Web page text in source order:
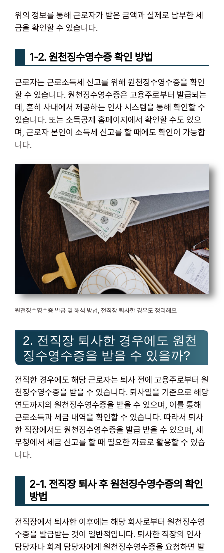
위의 정보를 통해 근로자가 받은 금액과 실제로 납부한 세
금을 확인할 수 있습니다.
1-2. 원천징수영수증 확인 방법
근로자는 근로소득세 신고를 위해 원천징수영수증을 확인
할 수 있습니다. 원천징수영수증은 고용주로부터 발급되는
데, 흔히 사내에서 제공하는 인사 시스템을 통해 확인할 수
있습니다. 또는 소득공제 홈페이지에서 확인할 수도 있으
며, 근로자 본인이 소득세 신고를 할 때에도 확인이 가능합
니다.
원천징수영수증 발급 및 해석 방법, 전직장 퇴사한 경우도 정리해요
2. 전직장 퇴사한 경우에도 원천
징수영수증을 받을 수 있을까?
전직한 경우에도 해당 근로자는 퇴사 전에 고용주로부터 원
천징수영수증을 받을 수 있습니다. 퇴사일을 기준으로 해당
연도까지의 원천징수영수증을 받을 수 있으며, 이를 통해
근로소득과 세금 내역을 확인할 수 있습니다. 따라서 퇴사
한 직장에서도 원천징수영수증을 발급 받을 수 있으며, 세
무청에서 세금 신고를 할 때 필요한 자료로 활용할 수 있습
니다.
2-1. 전직장 퇴사 후 원천징수영수증의 확인
방법
전직장에서 퇴사한 이후에는 해당 회사로부터 원천징수영
수증을 발급받는 것이 일반적입니다. 퇴사한 직장의 인사
담당자나 회계 담당자에게 원천징수영수증을 요청하면 발